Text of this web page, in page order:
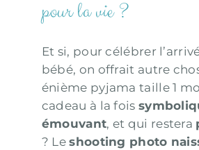
pour la vie ?
Et si, pour célébrer
bébé, on offrait autre
énième pyjama taille 1
cadeau à la fois
émouvant, et qui restera
? Leshooting photo